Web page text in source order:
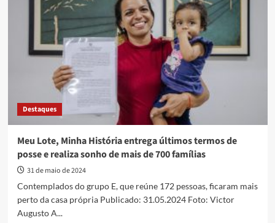
genético
avícola
Destaques
Meu Lote, Minha História entrega últimos termos de
posse e realiza sonho de mais de 700 famílias
31 de maio de 2024
Contemplados do grupo E, que reúne 172 pessoas, ficaram mais
perto da casa própria Publicado: 31.05.2024 Foto: Victor
Augusto A...